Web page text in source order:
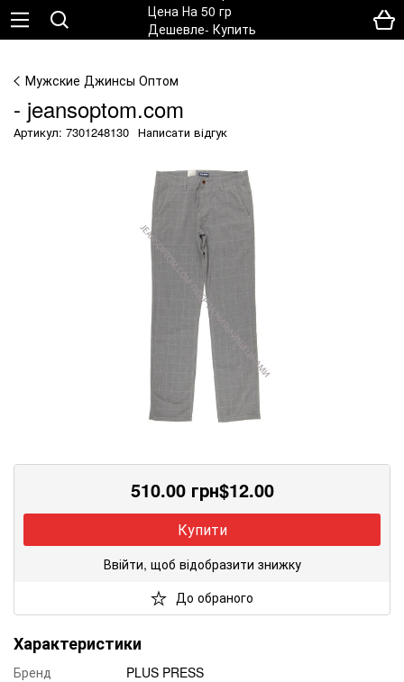
Мужские Джинсы Оптом
- jeansoptom.com
Артикул: 7301248130 Написати відгук
510.00грн$12.00
Купити
Ввійти, щоб відобразити знижку
До обраного
Характеристики
Бренд
PLUS PRESS